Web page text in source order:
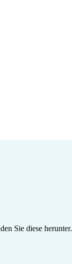
Sie diese herunter.